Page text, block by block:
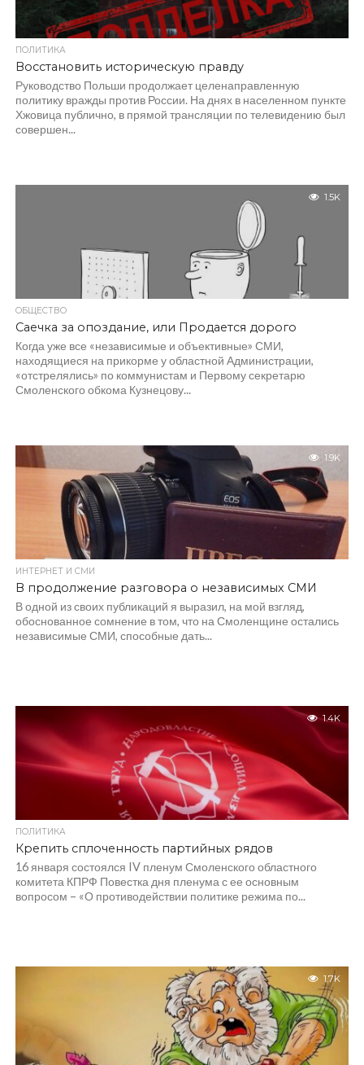
ПОЛИТИКА
Восстановить историческую правду
Руководство Польши продолжает целенаправленную
политику вражды против России. На днях в населенном пункте
Хжовица публично, в прямой трансляции по телевидению был
совершен...
1.5K
ОБЩЕСТВО
Саечка за опоздание, или Продается дорого
Когда уже все «независимые и объективные» СМИ,
находящиеся на прикорме у областной Администрации,
«отстрелялись» по коммунистам и Первому секретарю
Смоленского обкома Кузнецову...
1.9K
ИНТЕРНЕТ И СМИ
В продолжение разговора о независимых СМИ
В одной из своих публикаций я выразил, на мой взгляд,
обоснованное сомнение в том, что на Смоленщине остались
независимые СМИ, способные дать...
1.4K
ПОЛИТИКА
Крепить сплоченность партийных рядов
16 января состоялся IV пленум Смоленского областного
комитета КПРФ Повестка дня пленума с ее основным
вопросом – «О противодействии политике режима по...
1.7K